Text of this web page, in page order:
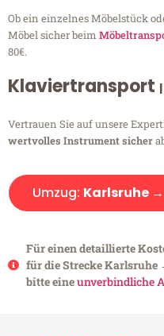
Ob ein einzelnes Möbelstück
Möbel sicher beim
80€.
Klaviertransport
Vertrauen Sie auf unsere
wertvolles Instrument sicher
Umzug: Karlsruhe
Für einen detaillierte
für die Strecke Karlsruhe
bitte eineunverbindliche